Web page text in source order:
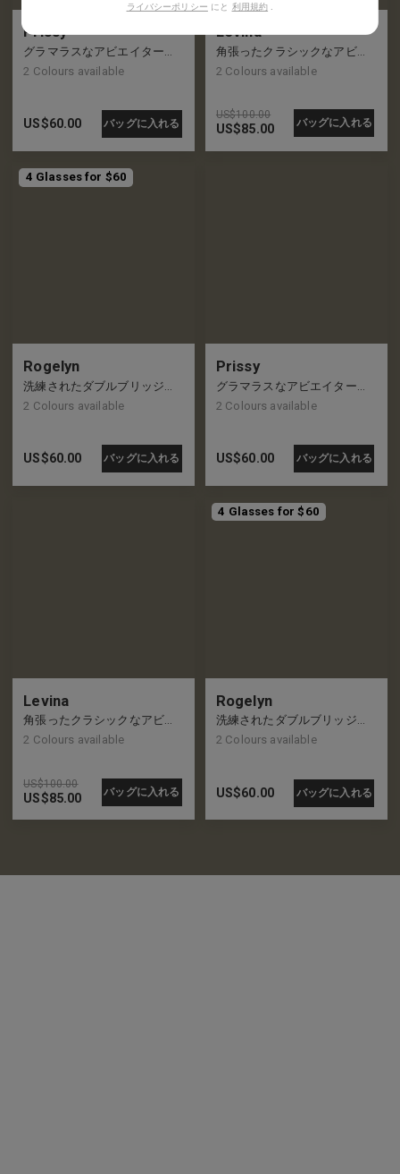
Prissy
2 Colours available
US$60.00 バッグに入れる
Levina
角張ったクラシックなアビエーター フレーム、新しいレトロな外観
2 Colours available
US$100.00
US$85.00 バッグに入れる
4 Glasses for $60
Rogelyn
2 Colours available
US$60.00 バッグに入れる
Prissy
2 Colours available
US$60.00 バッグに入れる
Levina
角張ったクラシックなアビエーター フレーム、新しいレトロな外観
2 Colours available
US$100.00
US$85.00 バッグに入れる
4 Glasses for $60
Rogelyn
洗練されたダブルブリッジのアビエイターフレーム、新しいクールのレベル
2 Colours available
US$60.00 バッグに入れる
ライバシーポリシー にと 利用規約